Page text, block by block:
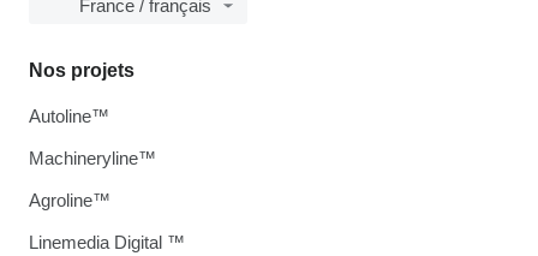
France / français
Nos projets
Autoline™
Machineryline™
Agroline™
Linemedia Digital ™